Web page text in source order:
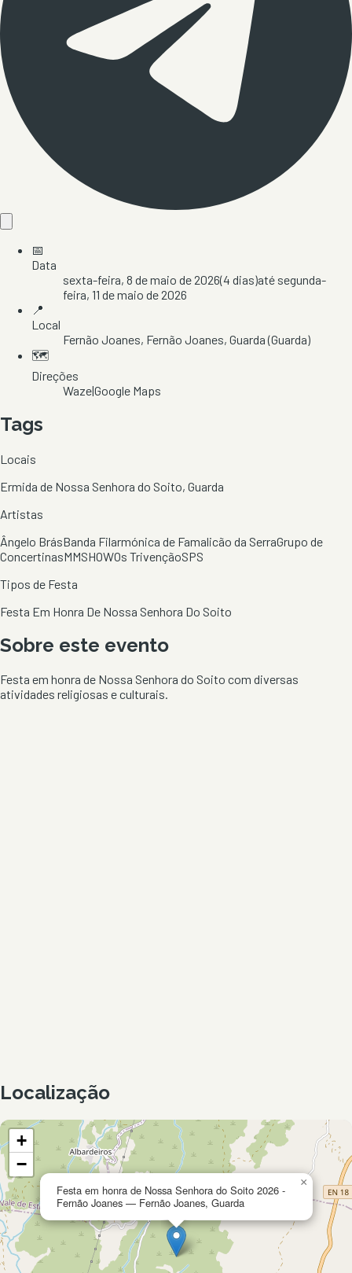
📅
Data
sexta-feira, 8 de maio de 2026(4 dias)até segunda-
feira, 11 de maio de 2026
📍
Local
Fernão Joanes, Fernão Joanes, Guarda(Guarda)
🗺️
Direções
Waze|Google Maps
Tags
Locais
Ermida de Nossa Senhora do Soito, Guarda
Artistas
Ângelo BrásBanda Filarmónica de Famalicão da SerraGrupo de
ConcertinasMMSHOWOs TrivençãoSPS
Tipos de Festa
Festa Em Honra De Nossa Senhora Do Soito
Sobre este evento
Festa em honra de Nossa Senhora do Soito com diversas
atividades religiosas e culturais.
Localização
Festa em honra de Nossa Senhora do Soito 2026 -
Fernão Joanes — Fernão Joanes, Guarda
×
+
−